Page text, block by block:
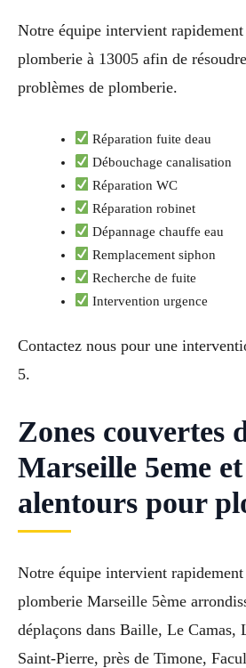
Notre équipe intervient
plomberie à 13005 afin de
problèmes de plomberie.
Réparation fuite deau
Débouchage canalisation
Réparation WC
Réparation robinet
Dépannage chauffe eau
Remplacement siphon
Recherche de fuite
Intervention urgence
Contactez nous pour une
5.
Zones couvertes
Marseille 5eme
alentours pour
Notre équipe intervient
plomberie Marseille 5ème
déplaçons dans Baille, Le Camas,
Saint-Pierre, près de Timone,